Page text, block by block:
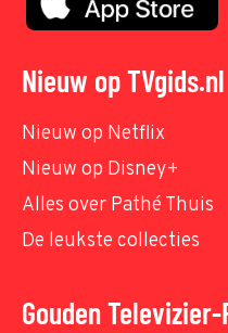
Nieuw op TVgids.nl
Nieuw op Netflix
Nieuw op Disney+
Alles over Pathé Thuis
De leukste collecties
Gouden Televizier-